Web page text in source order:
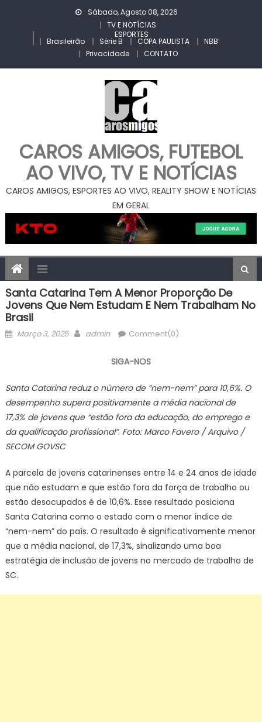
Sábado, Agosto 08, 2026
TV E NOTÍCIAS
ESPORTES
Brasileirão Série B COPA PAULISTA
NBB
Privacidade
CONTATO
CAROS AMIGOS, FUTEBOL
AO VIVO, TV E NOTÍCIAS
CAROS AMIGOS, ESPORTES AO VIVO, REALITY SHOW E NOTÍCIAS
EM GERAL
Santa Catarina Tem A Menor Proporção De
Jovens Que Nem Estudam E Nem Trabalham No
Brasil
Posted
Março 3, 2025 Author
admin Comment(0)
SIGA-NOS
Santa Catarina reduz o número de “nem-nem” para 10,6%. O
desempenho supera positivamente a média nacional de
17,3% de jovens que “estão fora da educação, do emprego e
da qualificação profissional”. Foto: Marco Favero / Arquivo /
SECOM GOVSC
A parcela de jovens catarinenses entre 14 e 24 anos de idade
que não estudam e que estão fora da força de trabalho ou
estão desocupados é de 10,6%. Esse resultado posiciona
Santa Catarina como o estado com o menor índice de
“nem-nem” do país. O resultado é significativamente menor
que a média nacional, de 17,3%, sinalizando uma boa
estratégia de inclusão de jovens no mercado de trabalho de
SC.